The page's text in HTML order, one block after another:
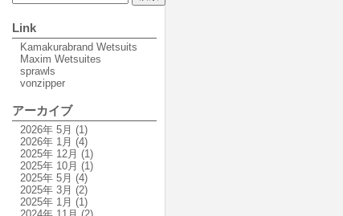
Link
Kamakurabrand Wetsuits
Maxim Wetsuites
sprawls
vonzipper
アーカイブ
2026年 5月 (1)
2026年 1月 (4)
2025年 12月 (1)
2025年 10月 (1)
2025年 5月 (4)
2025年 3月 (2)
2025年 1月 (1)